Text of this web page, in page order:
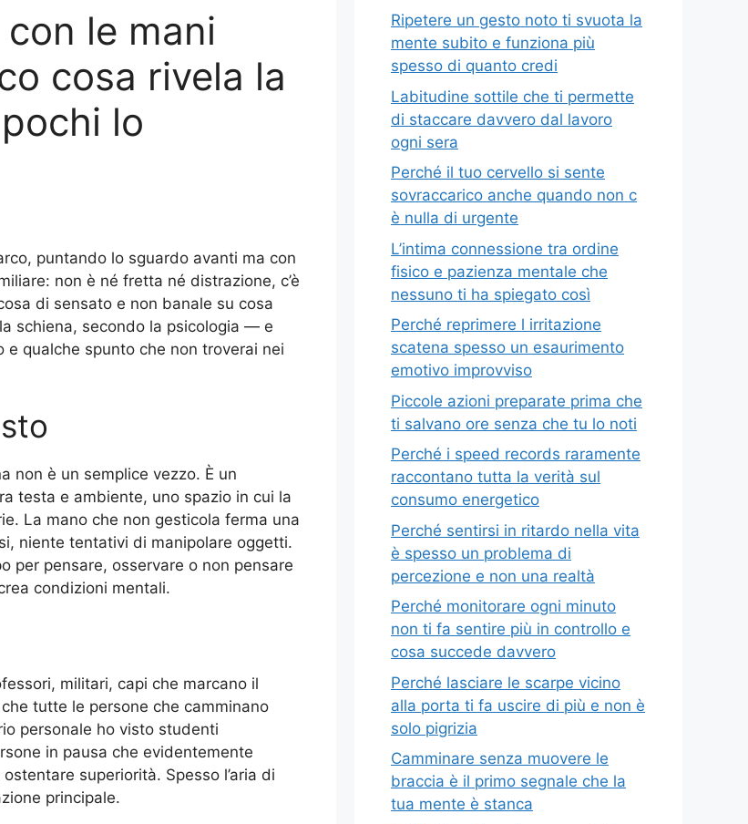
le mani
cosa rivela la
lo
puntando lo sguardo avanti ma con
non è né fretta né distrazione, c’è
di sensato e non banale su cosa
schiena, secondo la psicologia — e
e qualche spunto che non troverai nei
non è un semplice vezzo. È un
testa e ambiente, uno spazio in cui la
La mano che non gesticola ferma una
niente tentativi di manipolare oggetti.
per pensare, osservare o non pensare
condizioni mentali.
militari, capi che marcano il
tutte le persone che camminano
personale ho visto studenti
in pausa che evidentemente
superiorità. Spesso l’aria di
principale.
Ripetere un gesto noto ti svuota la
mente subito e funziona più
spesso di quanto credi
Labitudine sottile che ti permette
di staccare davvero dal lavoro
ogni sera
Perché il tuo cervello si sente
sovraccarico anche quando non c
è nulla di urgente
L’intima connessione tra ordine
fisico e pazienza mentale che
nessuno ti ha spiegato così
Perché reprimere l irritazione
scatena spesso un esaurimento
emotivo improvviso
Piccole azioni preparate prima che
ti salvano ore senza che tu lo noti
Perché i speed records raramente
raccontano tutta la verità sul
consumo energetico
Perché sentirsi in ritardo nella vita
è spesso un problema di
percezione e non una realtà
Perché monitorare ogni minuto
non ti fa sentire più in controllo e
cosa succede davvero
Perché lasciare le scarpe vicino
alla porta ti fa uscire di più e non è
solo pigrizia
Camminare senza muovere le
braccia è il primo segnale che la
tua mente è stanca